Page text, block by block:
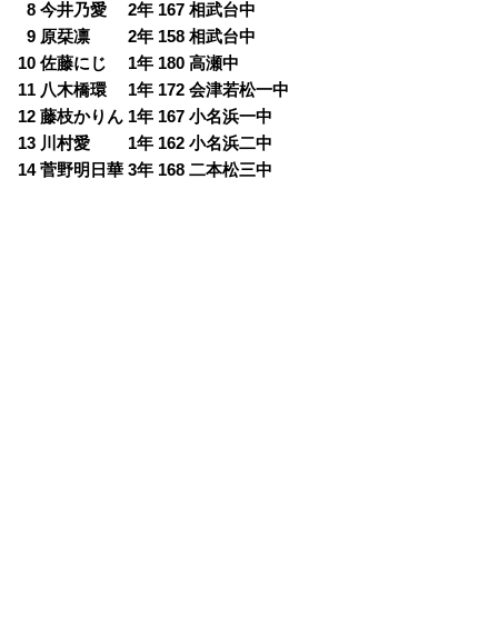
08 今井乃愛 2年 167 相武台中
09 原栞凛 2年 158 相武台中
10 佐藤にじ 1年 180 高瀬中
11 八木橋環 1年 172 会津若松一中
12 藤枝かりん 1年 167 小名浜一中
13 川村愛 1年 162 小名浜二中
14 菅野明日華 3年 168 二本松三中